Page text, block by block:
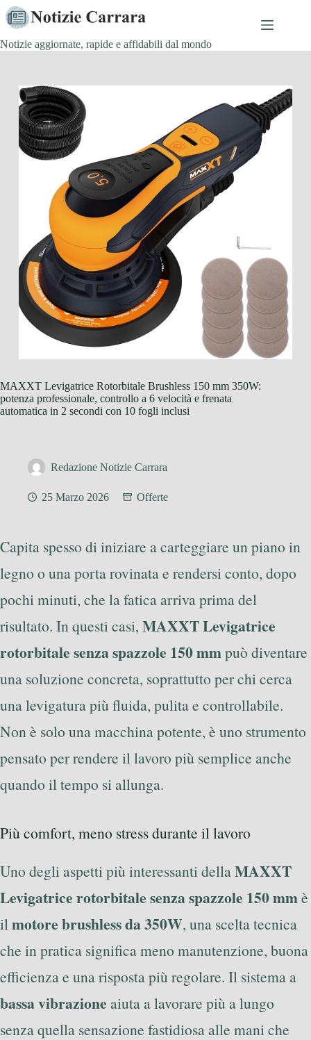
Salta
al
contenuto
Notizie aggiornate, rapide e affidabili dal mondo
MAXXT Levigatrice Rotorbitale Brushless 150 mm 350W:
potenza professionale, controllo a 6 velocità e frenata
automatica in 2 secondi con 10 fogli inclusi
Redazione Notizie Carrara
25 Marzo 2026 Offerte
Capita spesso di iniziare a carteggiare un piano in
legno o una porta rovinata e rendersi conto, dopo
pochi minuti, che la fatica arriva prima del
risultato. In questi casi, MAXXT Levigatrice
rotorbitale senza spazzole 150 mmpuò diventare
una soluzione concreta, soprattutto per chi cerca
una levigatura più fluida, pulita e controllabile.
Non è solo una macchina potente, è uno strumento
pensato per rendere il lavoro più semplice anche
quando il tempo si allunga.
Più comfort, meno stress durante il lavoro
Uno degli aspetti più interessanti dellaMAXXT
Levigatrice rotorbitale senza spazzole 150 mmè
ilmotore brushless da 350W, una scelta tecnica
che in pratica significa meno manutenzione, buona
efficienza e una risposta più regolare. Il sistema a
bassa vibrazione aiuta a lavorare più a lungo
senza quella sensazione fastidiosa alle mani che